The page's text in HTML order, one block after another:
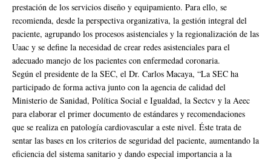
prestación de los servicios diseño y equipamiento. Para ello, se
recomienda, desde la perspectiva organizativa, la gestión integral del
paciente, agrupando los procesos asistenciales y la regionalización de las
Uaac y se define la necesidad de crear redes asistenciales para el
adecuado manejo de los pacientes con enfermedad coronaria.
Según el presidente de la SEC, el Dr. Carlos Macaya, “La SEC ha
participado de forma activa junto con la agencia de calidad del
Ministerio de Sanidad, Política Social e Igualdad, la Sectcv y la Aeec
para elaborar el primer documento de estándares y recomendaciones
que se realiza en patología cardiovascular a este nivel. Éste trata de
sentar las bases en los criterios de seguridad del paciente, aumentando la
eficiencia del sistema sanitario y dando especial importancia a la